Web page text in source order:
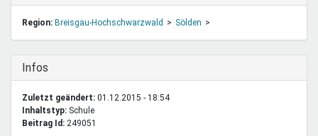
Region: Breisgau-Hochschwarzwald Sölden
Ausblenden
Infos
Zuletzt geändert: 01.12.2015 - 18:54
Inhaltstyp:
schule
Beitrag Id: 249051